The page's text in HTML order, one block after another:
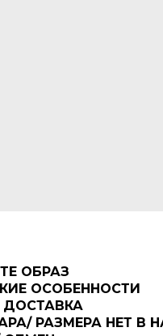
ОБРАЗ
ОСОБЕННОСТИ
ДОСТАВКА
РАЗМЕРА НЕТ В